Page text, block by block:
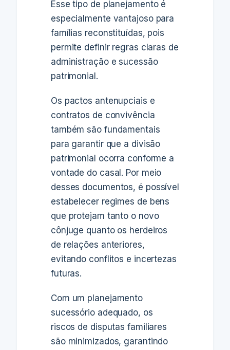
Esse tipo de planejamento é
especialmente vantajoso para
famílias reconstituídas, pois
permite definir regras claras de
administração e sucessão
patrimonial.
Os pactos antenupciais e
contratos de convivência
também são fundamentais
para garantir que a divisão
patrimonial ocorra conforme a
vontade do casal. Por meio
desses documentos, é possível
estabelecer regimes de bens
que protejam tanto o novo
cônjuge quanto os herdeiros
de relações anteriores,
evitando conflitos e incertezas
futuras.
Com um planejamento
sucessório adequado, os
riscos de disputas familiares
são minimizados, garantindo